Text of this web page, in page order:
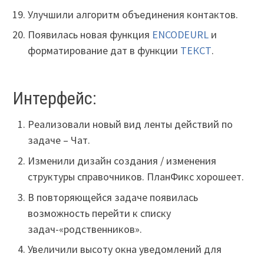
Улучшили алгоритм объединения контактов.
Появилась новая функция ENCODEURL и
форматирование дат в функции ТЕКСТ.
Интерфейс:
Реализовали новый вид ленты действий по
задаче – Чат.
Изменили дизайн создания / изменения
структуры справочников. ПланФикс хорошеет.
В повторяющейся задаче появилась
возможность перейти к списку
задач-«родственников».
Увеличили высоту окна уведомлений для